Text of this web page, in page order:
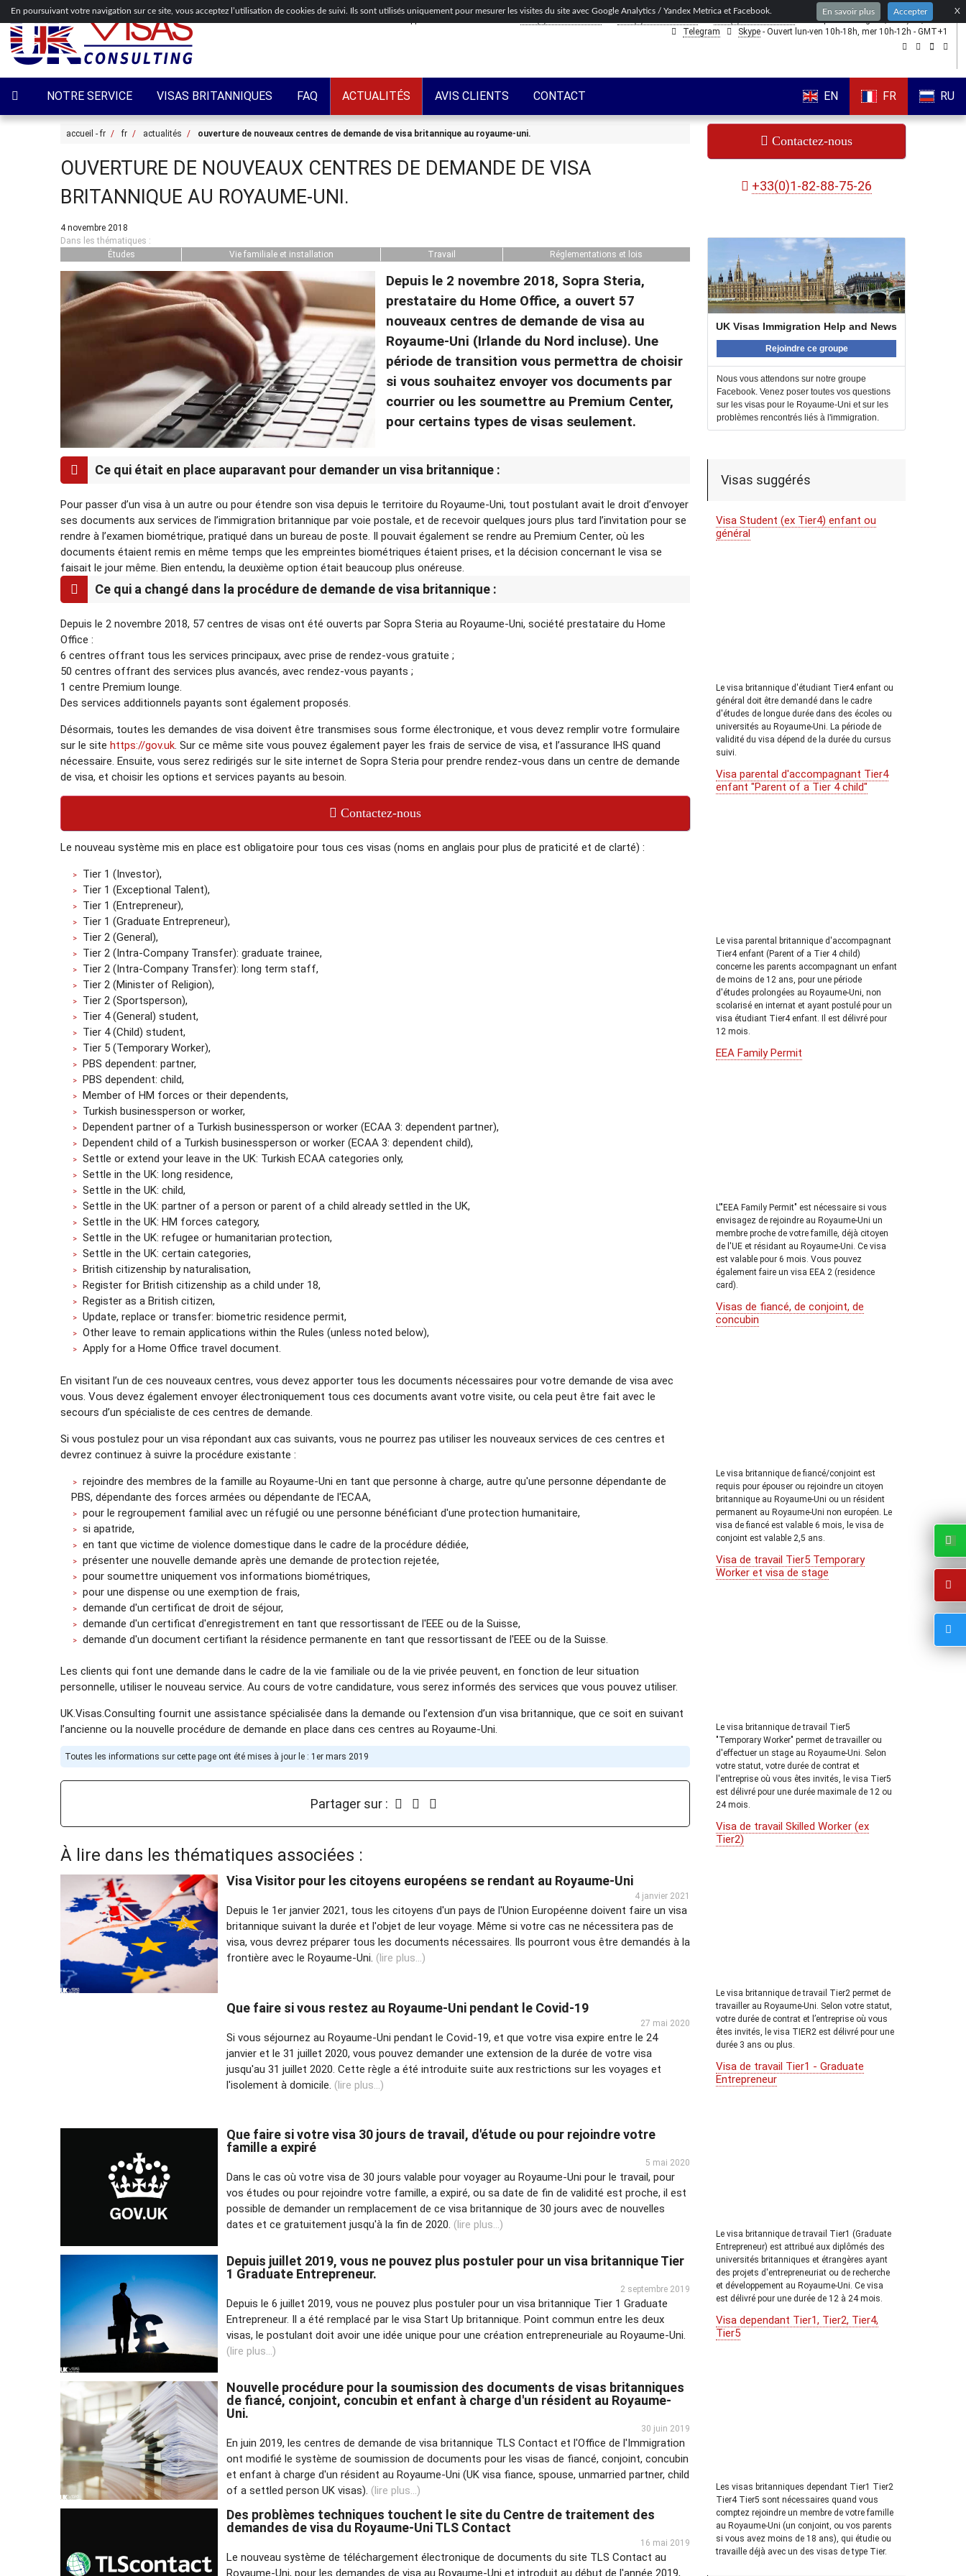
X
En poursuivant votre navigation sur ce site, vous acceptez l’utilisation de cookies de suivi. Ils sont utilisés uniquement pour mesurer les visites du site avec Google Analytics / Yandex Metrica et Facebook. En savoir plus Accepter
- nous parlonsanglais,français,russe
Telegram
Skype - Ouvert lun-ven 10h-18h, mer 10h-12h - GMT+1
NOTRE SERVICE VISAS BRITANNIQUES FAQ ACTUALITÉS AVIS CLIENTS CONTACT EN FR RU
OUVERTURE DE NOUVEAUX CENTRES DE DEMANDE DE VISA
BRITANNIQUE AU ROYAUME-UNI.
4 novembre 2018
Dans les thématiques :
Études
Vie familiale et installation Travail Réglementations et lois
Depuis le 2 novembre 2018, Sopra Steria,
prestataire du Home Office, a ouvert 57
nouveaux centres de demande de visa au
Royaume-Uni (Irlande du Nord incluse). Une
période de transition vous permettra de choisir
si vous souhaitez envoyer vos documents par
courrier ou les soumettre au Premium Center,
pour certains types de visas seulement.
Ce qui était en place auparavant pour demander un visa britannique :
Pour passer d’un visa à un autre ou pour étendre son visa depuis le territoire du Royaume-Uni, tout postulant avait le droit d’envoyer
ses documents aux services de l’immigration britannique par voie postale, et de recevoir quelques jours plus tard l’invitation pour se
rendre à l’examen biométrique, pratiqué dans un bureau de poste. Il pouvait également se rendre au Premium Center, où les
documents étaient remis en même temps que les empreintes biométriques étaient prises, et la décision concernant le visa se
faisait le jour même. Bien entendu, la deuxième option était beaucoup plus onéreuse.
Ce qui a changé dans la procédure de demande de visa britannique :
Depuis le 2 novembre 2018, 57 centres de visas ont été ouverts par Sopra Steria au Royaume-Uni, société prestataire du Home
Office :
6 centres offrant tous les services principaux, avec prise de rendez-vous gratuite ;
50 centres offrant des services plus avancés, avec rendez-vous payants ;
1 centre Premium lounge.
Des services additionnels payants sont également proposés.
Désormais, toutes les demandes de visa doivent être transmises sous forme électronique, et vous devez remplir votre formulaire
sur le site https://gov.uk. Sur ce même site vous pouvez également payer les frais de service de visa, et l’assurance IHS quand
nécessaire. Ensuite, vous serez redirigés sur le site internet de Sopra Steria pour prendre rendez-vous dans un centre de demande
de visa, et choisir les options et services payants au besoin.
Contactez-nous
Le nouveau système mis en place est obligatoire pour tous ces visas (noms en anglais pour plus de praticité et de clarté) :
Tier 1 (Investor),
Tier 1 (Exceptional Talent),
Tier 1 (Entrepreneur),
Tier 1 (Graduate Entrepreneur),
Tier 2 (General),
Tier 2 (Intra-Company Transfer): graduate trainee,
Tier 2 (Intra-Company Transfer): long term staff,
Tier 2 (Minister of Religion),
Tier 2 (Sportsperson),
Tier 4 (General) student,
Tier 4 (Child) student,
Tier 5 (Temporary Worker),
PBS dependent: partner,
PBS dependent: child,
Member of HM forces or their dependents,
Turkish businessperson or worker,
Dependent partner of a Turkish businessperson or worker (ECAA 3: dependent partner),
Dependent child of a Turkish businessperson or worker (ECAA 3: dependent child),
Settle or extend your leave in the UK: Turkish ECAA categories only,
Settle in the UK: long residence,
Settle in the UK: child,
Settle in the UK: partner of a person or parent of a child already settled in the UK,
Settle in the UK: HM forces category,
Settle in the UK: refugee or humanitarian protection,
Settle in the UK: certain categories,
British citizenship by naturalisation,
Register for British citizenship as a child under 18,
Register as a British citizen,
Update, replace or transfer: biometric residence permit,
Other leave to remain applications within the Rules (unless noted below),
Apply for a Home Office travel document.
En visitant l’un de ces nouveaux centres, vous devez apporter tous les documents nécessaires pour votre demande de visa avec
vous. Vous devez également envoyer électroniquement tous ces documents avant votre visite, ou cela peut être fait avec le
secours d’un spécialiste de ces centres de demande.
Si vous postulez pour un visa répondant aux cas suivants, vous ne pourrez pas utiliser les nouveaux services de ces centres et
devrez continuez à suivre la procédure existante :
rejoindre des membres de la famille au Royaume-Uni en tant que personne à charge, autre qu'une personne dépendante de
PBS, dépendante des forces armées ou dépendante de l'ECAA,
pour le regroupement familial avec un réfugié ou une personne bénéficiant d'une protection humanitaire,
si apatride,
en tant que victime de violence domestique dans le cadre de la procédure dédiée,
présenter une nouvelle demande après une demande de protection rejetée,
pour soumettre uniquement vos informations biométriques,
pour une dispense ou une exemption de frais,
demande d'un certificat de droit de séjour,
demande d'un certificat d'enregistrement en tant que ressortissant de l'EEE ou de la Suisse,
demande d'un document certifiant la résidence permanente en tant que ressortissant de l'EEE ou de la Suisse.
Les clients qui font une demande dans le cadre de la vie familiale ou de la vie privée peuvent, en fonction de leur situation
personnelle, utiliser le nouveau service. Au cours de votre candidature, vous serez informés des services que vous pouvez utiliser.
UK.Visas.Consulting fournit une assistance spécialisée dans la demande ou l’extension d’un visa britannique, que ce soit en suivant
l’ancienne ou la nouvelle procédure de demande en place dans ces centres au Royaume-Uni.
Toutes les informations sur cette page ont été mises à jour le : 1er mars 2019
Partager sur :
accueil - fr fr actualités ouverture de nouveaux centres de demande de visa britannique au royaume-uni.
À lire dans les thématiques associées :
Visa Visitor pour les citoyens européens se rendant au Royaume-Uni
4 janvier 2021
Depuis le 1er janvier 2021, tous les citoyens d'un pays de l'Union Européenne doivent faire un visa
britannique suivant la durée et l'objet de leur voyage. Même si votre cas ne nécessitera pas de
visa, vous devrez préparer tous les documents nécessaires. Ils pourront vous être demandés à la
frontière avec le Royaume-Uni. (lire plus...)
Que faire si vous restez au Royaume-Uni pendant le Covid-19
27 mai 2020
Si vous séjournez au Royaume-Uni pendant le Covid-19, et que votre visa expire entre le 24
janvier et le 31 juillet 2020, vous pouvez demander une extension de la durée de votre visa
jusqu'au 31 juillet 2020. Cette règle a été introduite suite aux restrictions sur les voyages et
l'isolement à domicile. (lire plus...)
Que faire si votre visa 30 jours de travail, d'étude ou pour rejoindre votre
famille a expiré
5 mai 2020
Dans le cas où votre visa de 30 jours valable pour voyager au Royaume-Uni pour le travail, pour
vos études ou pour rejoindre votre famille, a expiré, ou sa date de fin de validité est proche, il est
possible de demander un remplacement de ce visa britannique de 30 jours avec de nouvelles
dates et ce gratuitement jusqu'à la fin de 2020. (lire plus...)
Depuis juillet 2019, vous ne pouvez plus postuler pour un visa britannique Tier
1 Graduate Entrepreneur.
2 septembre 2019
Depuis le 6 juillet 2019, vous ne pouvez plus postuler pour un visa britannique Tier 1 Graduate
Entrepreneur. Il a été remplacé par le visa Start Up britannique. Point commun entre les deux
visas, le postulant doit avoir une idée unique pour une création entrepreneuriale au Royaume-Uni.
(lire plus...)
Nouvelle procédure pour la soumission des documents de visas britanniques
de fiancé, conjoint, concubin et enfant à charge d'un résident au Royaume-
Uni.
30 juin 2019
En juin 2019, les centres de demande de visa britannique TLS Contact et l'Office de l'Immigration
ont modifié le système de soumission de documents pour les visas de fiancé, conjoint, concubin
et enfant à charge d'un résident au Royaume-Uni (UK visa fiance, spouse, unmarried partner, child
of a settled person UK visas). (lire plus...)
Des problèmes techniques touchent le site du Centre de traitement des
demandes de visa du Royaume-Uni TLS Contact
16 mai 2019
Le nouveau système de téléchargement électronique de documents du site TLS Contact au
Royaume-Uni, pour les demandes de visa au Royaume-Uni et introduit au début de l'année 2019,
Contactez-nous
+33(0)1-82-88-75-26
UK Visas Immigration Help and News
Rejoindre ce groupe
Nous vous attendons sur notre groupe
Facebook. Venez poser toutes vos questions
sur les visas pour le Royaume-Uni et sur les
problèmes rencontrés liés à l'immigration.
Visas suggérés
Visa Student (ex Tier4) enfant ou
général
Le visa britannique d'étudiant Tier4 enfant ou
général doit être demandé dans le cadre
d'études de longue durée dans des écoles ou
universités au Royaume-Uni. La période de
validité du visa dépend de la durée du cursus
suivi.
Visa parental d'accompagnant Tier4
enfant "Parent of a Tier 4 child"
Le visa parental britannique d'accompagnant
Tier4 enfant (Parent of a Tier 4 child)
concerne les parents accompagnant un enfant
de moins de 12 ans, pour une période
d'études prolongées au Royaume-Uni, non
scolarisé en internat et ayant postulé pour un
visa étudiant Tier4 enfant. Il est délivré pour
12 mois.
EEA Family Permit
L'"EEA Family Permit" est nécessaire si vous
envisagez de rejoindre au Royaume-Uni un
membre proche de votre famille, déjà citoyen
de l'UE et résidant au Royaume-Uni. Ce visa
est valable pour 6 mois. Vous pouvez
également faire un visa EEA 2 (residence
card).
Visas de fiancé, de conjoint, de
concubin
Le visa britannique de fiancé/conjoint est
requis pour épouser ou rejoindre un citoyen
britannique au Royaume-Uni ou un résident
permanent au Royaume-Uni non européen. Le
visa de fiancé est valable 6 mois, le visa de
conjoint est valable 2,5 ans.
Visa de travail Tier5 Temporary
Worker et visa de stage
Le visa britannique de travail Tier5
"Temporary Worker" permet de travailler ou
d'effectuer un stage au Royaume-Uni. Selon
votre statut, votre durée de contrat et
l'entreprise où vous êtes invités, le visa Tier5
est délivré pour une durée maximale de 12 ou
24 mois.
Visa de travail Skilled Worker (ex
Tier2)
Le visa britannique de travail Tier2 permet de
travailler au Royaume-Uni. Selon votre statut,
votre durée de contrat et l’entreprise où vous
êtes invités, le visa TIER2 est délivré pour une
durée 3 ans ou plus.
Visa de travail Tier1 - Graduate
Entrepreneur
Le visa britannique de travail Tier1 (Graduate
Entrepreneur) est attribué aux diplômés des
universités britanniques et étrangères ayant
des projets d'entrepreneuriat ou de recherche
et développement au Royaume-Uni. Ce visa
est délivré pour une durée de 12 à 24 mois.
Visa dependant Tier1, Tier2, Tier4,
Tier5
Les visas britanniques dependant Tier1 Tier2
Tier4 Tier5 sont nécessaires quand vous
comptez rejoindre un membre de votre famille
au Royaume-Uni (un conjoint, ou vos parents
si vous avez moins de 18 ans), qui étudie ou
travaille déjà avec un des visas de type Tier.